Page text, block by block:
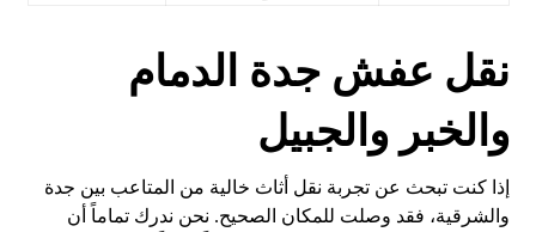
نقل عفش جدة الدمام
والخبر والجبيل
إذا كنت تبحث عن تجربة نقل أثاث خالية من المتاعب بين جدة
والشرقية، فقد وصلت للمكان الصحيح. نحن ندرك تماماً أن